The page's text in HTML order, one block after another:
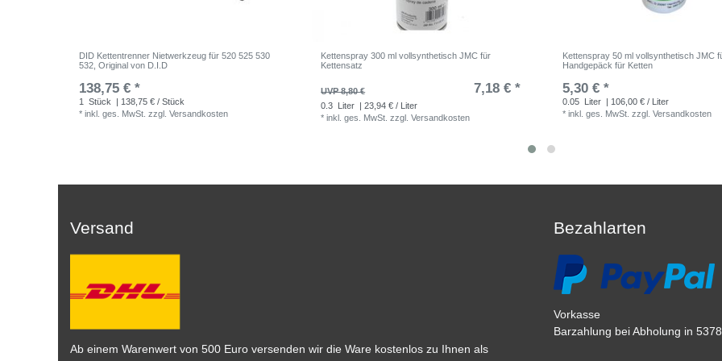
DID Kettentrenner Nietwerkzeug für 520 525 530
532, Original von D.I.D
138,75 € *
1 Stück
| 138,75 € / Stück
*inkl. ges. MwSt. zzgl.Versandkosten
Kettenspray 300 ml vollsynthetisch JMC für
Kettensatz
UVP 8,80 € 7,18 € *
0.3 Liter
| 23,94 € / Liter
*inkl. ges. MwSt. zzgl.Versandkosten
Kettenspray 50 ml vollsynthetisch JMC
Handgepäck für Ketten
5,30 € *
0.05 Liter
| 106,00 € / Liter
*inkl. ges. MwSt. zzgl.Versandkosten
Versand
Ab einem Warenwert von 500 Euro versenden wir die Ware kostenlos zu Ihnen als
Bezahlarten
Vorkasse
Barzahlung bei Abholung in